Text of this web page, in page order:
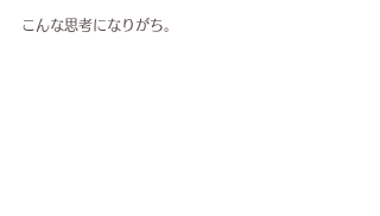
こんな思考になりがち。